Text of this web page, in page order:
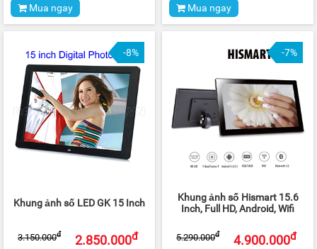
Mua ngay Mua ngay
-8%
Khung ảnh số LED GK 15 Inch
2.850.000đ
3.150.000đ
-7%
Khung ảnh số Hismart 15.6
Inch, Full HD, Android, Wifi
4.900.000đ
5.290.000đ